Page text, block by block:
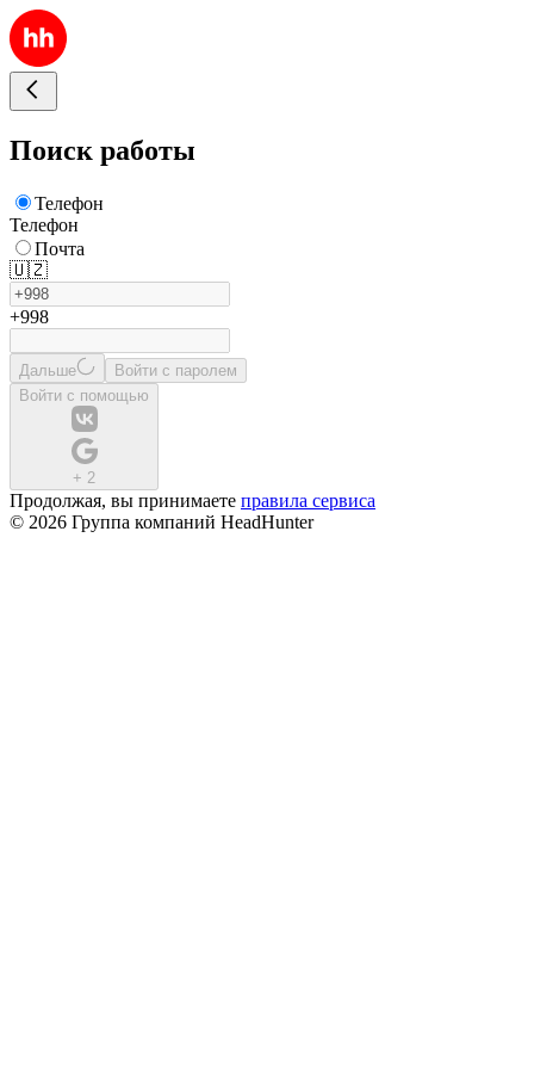
Поиск работы
Телефон
Телефон
Почта
🇺🇿
+998
Дальше
Войти с паролем
Войти с помощью
+ 2
Продолжая, вы принимаете правила сервиса
© 2026 Группа компаний HeadHunter